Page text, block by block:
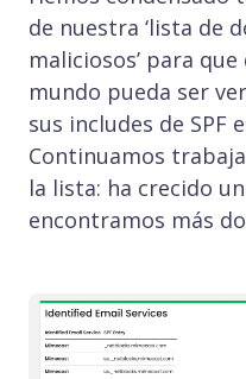
de nuestra ‘lista de
maliciosos’ para
mundo pueda ser
sus includes de SPF
Continuamos
la lista: ha crecido
encontramos más